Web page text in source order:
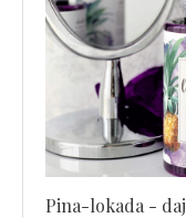
Pina-lokada -